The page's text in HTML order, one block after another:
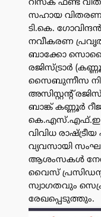
റിസ്ക് ഫണ്ട്
സഹായ
ടി.കെ. ഗോവിന്ദൻ
നവീകരണ
ബാക്കോ
രജിസ്ട്രാർ
സൈബുന്നീസ
അസിസ്റ്റന്റ്
ബാങ്ക് കണ്ണൂർ
കെ.എസ്.എഫ്.ഇ
വിവിധ രാഷ്ട്രീയ
വ്യവസായി
ആശംസകൾ
വൈസ്
സ്വാഗതവും
രേഖപ്പെടുത്തും.